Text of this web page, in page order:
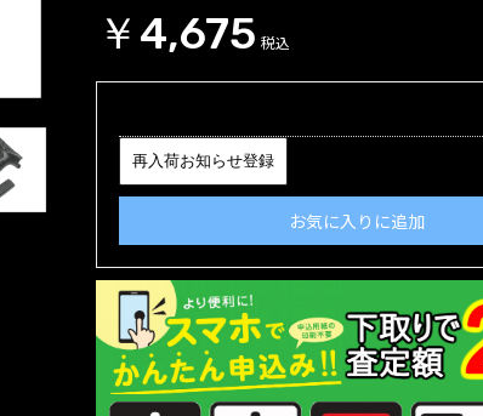
￥4,675 税込
再入荷お知らせ登録
お気に入りに追加